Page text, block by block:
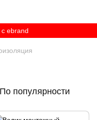
c ebrand
По популярности